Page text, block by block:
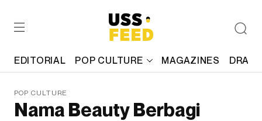
EDITORIAL POP CULTURE MAGAZINES
POP CULTURE
Nama Beauty Berbagi